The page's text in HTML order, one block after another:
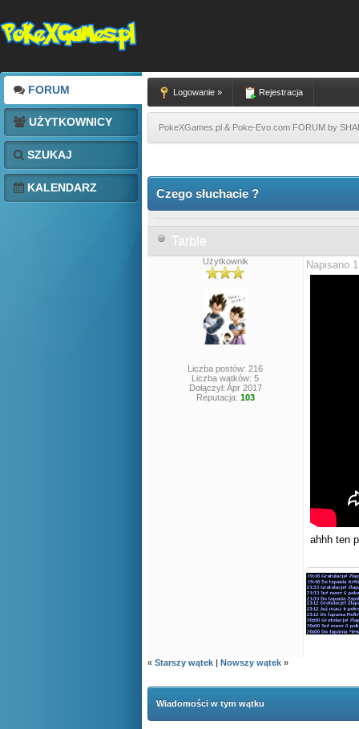
FORUM
UŻYTKOWNICY
SZUKAJ
KALENDARZ
Logowanie » Rejestracja
PokeXGames.pl & Poke-Evo.com FORUM by
Czego słuchacie ?
Tarble
Użytkownik
Liczba postów: 216
Liczba wątków: 5
Dołączył: Apr 2017
Reputacja: 103
Napisano
ahhh ten
« Starszy wątek | Nowszy wątek »
Wiadomości w tym wątku